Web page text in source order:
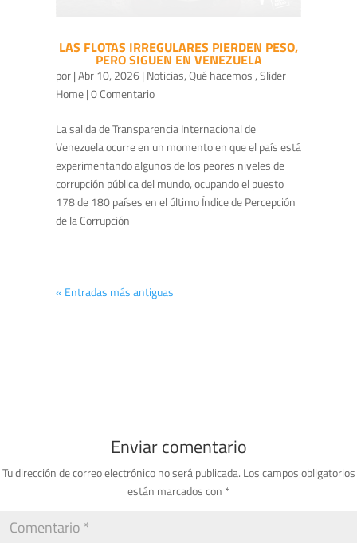
LAS FLOTAS IRREGULARES PIERDEN PESO,
PERO SIGUEN EN VENEZUELA
por|Abr 10, 2026| Noticias,Qué hacemos,Slider
Home| 0 Comentario
La salida de Transparencia Internacional de
Venezuela ocurre en un momento en que el país está
experimentando algunos de los peores niveles de
corrupción pública del mundo, ocupando el puesto
178 de 180 países en el último Índice de Percepción
de la Corrupción
« Entradas más antiguas
Enviar comentario
Tu dirección de correo electrónico no será publicada. Los campos obligatorios
están marcados con *